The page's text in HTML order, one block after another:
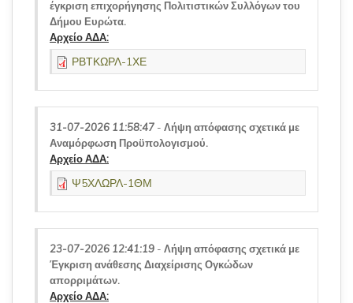
έγκριση επιχορήγησης Πολιτιστικών Συλλόγων του
Δήμου Ευρώτα.
Αρχείο ΑΔΑ:
ΡΒΤΚΩΡΛ-1ΧΕ
31-07-2026 11:58:47 - Λήψη απόφασης σχετικά με
Αναμόρφωση Προϋπολογισμού.
Αρχείο ΑΔΑ:
Ψ5ΧΛΩΡΛ-1ΘΜ
23-07-2026 12:41:19 - Λήψη απόφασης σχετικά με
Έγκριση ανάθεσης Διαχείρισης Ογκώδων
απορριμάτων.
Αρχείο ΑΔΑ: